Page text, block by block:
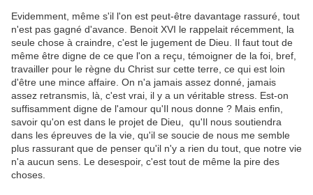
Evidemment, même s'il l'on est peut-être davantage rassuré, tout
n'est pas gagné d'avance. Benoit XVI le rappelait récemment, la
seule chose à craindre, c'est le jugement de Dieu. Il faut tout de
même être digne de ce que l'on a reçu, témoigner de la foi, bref,
travailler pour le règne du Christ sur cette terre, ce qui est loin
d'être une mince affaire. On n'a jamais assez donné, jamais
assez retransmis, là, c'est vrai, il y a un véritable stress. Est-on
suffisamment digne de l'amour qu'Il nous donne ? Mais enfin,
savoir qu'on est dans le projet de Dieu, qu'Il nous soutiendra
dans les épreuves de la vie, qu'il se soucie de nous me semble
plus rassurant que de penser qu'il n'y a rien du tout, que notre vie
n'a aucun sens. Le desespoir, c'est tout de même la pire des
choses.